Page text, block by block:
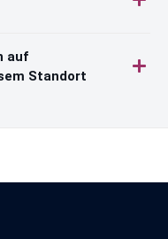
auf
Standort